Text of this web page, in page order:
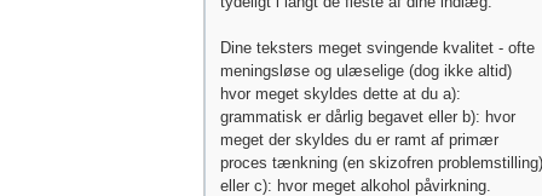
Dine teksters meget svingende kvalitet - ofte
meningsløse og ulæselige (dog ikke altid)
hvor meget skyldes dette at du a):
grammatisk er dårlig begavet eller b): hvor
meget der skyldes du er ramt af primær
proces tænkning (en skizofren problemstilling)
eller c): hvor meget alkohol påvirkning.